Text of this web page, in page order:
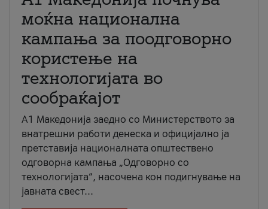
моќна национална
кампања за поодговорно
користење на
технологијата во
сообраќајот
A1 Македонија заедно со Министерството за
внатрешни работи денеска и официјално ја
претставија националната општествено
одговорна кампања „Одговорно со
технологијата“, насочена кон подигнување на
јавната свест...